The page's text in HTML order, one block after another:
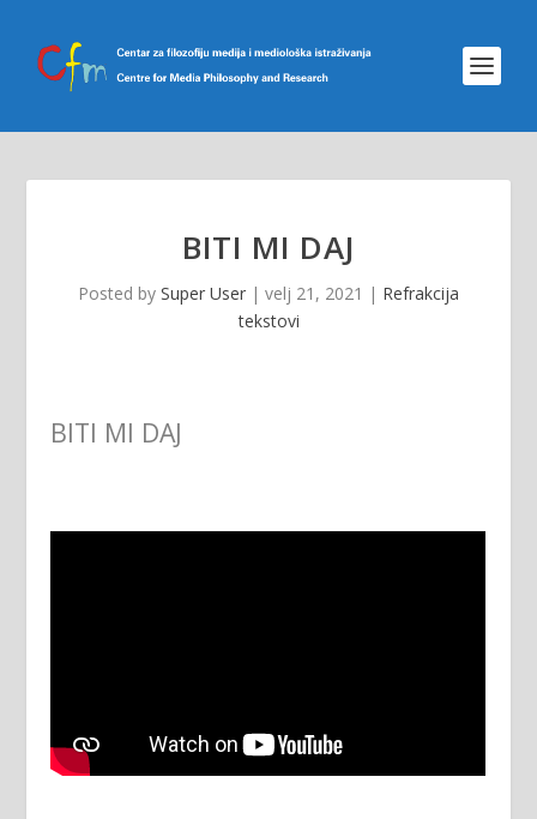
BITI MI DAJ
Posted by Super User | velj 21, 2021 | Refrakcija
tekstovi
BITI MI DAJ